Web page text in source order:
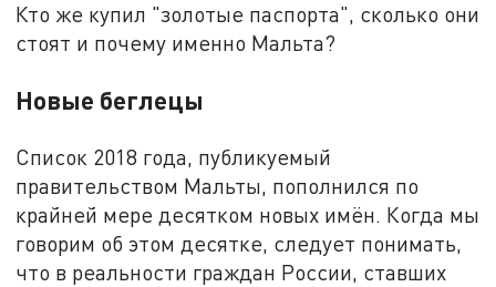
Кто же купил "золотые паспорта", сколько они
стоят и почему именно Мальта?
Новые беглецы
Список 2018 года, публикуемый
правительством Мальты, пополнился по
крайней мере десятком новых имён. Когда мы
говорим об этом десятке, следует понимать,
что в реальности граждан России, ставших